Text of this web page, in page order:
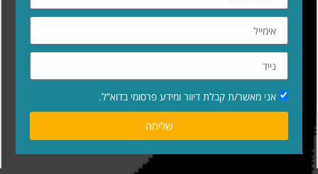
אני מאשר/ת קבלת דיוור ומידע פרסומי בדוא”ל.
שליחה